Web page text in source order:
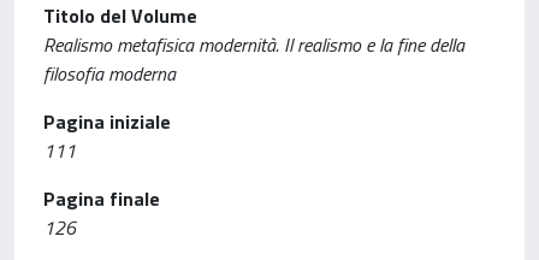
Titolo del Volume
Realismo metafisica modernità. Il realismo e la fine della
filosofia moderna
Pagina iniziale
111
Pagina finale
126